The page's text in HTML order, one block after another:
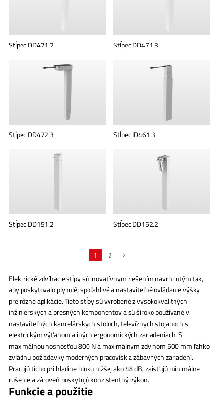
Stĺpec DD471.2 Stĺpec DD471.3
Stĺpec DD472.3 Stĺpec ID461.3
Stĺpec DD151.2 Stĺpec DD152.2
1 2
Elektrické zdvíhacie stĺpy sú inovatívnym riešením navrhnutým tak,
aby poskytovalo plynulé, spoľahlivé a nastaviteľné ovládanie výšky
pre rôzne aplikácie. Tieto stĺpy sú vyrobené z vysokokvalitných
inžinierskych a presných komponentov a sú široko používané v
nastaviteľných kancelárskych stoloch, televíznych stojanoch s
elektrickým výťahom a iných ergonomických zariadeniach. S
maximálnou nosnosťou 800 N a maximálnym zdvihom 500 mm ľahko
zvládnu požiadavky moderných pracovísk a zábavných zariadení.
Pracujú ticho pri hladine hluku nižšej ako 48 dB, zaisťujú minimálne
rušenie a zároveň poskytujú konzistentný výkon.
Funkcie a použitie